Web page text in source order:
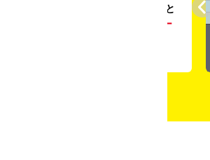
整備工場の既存インフラを活用すること
リー